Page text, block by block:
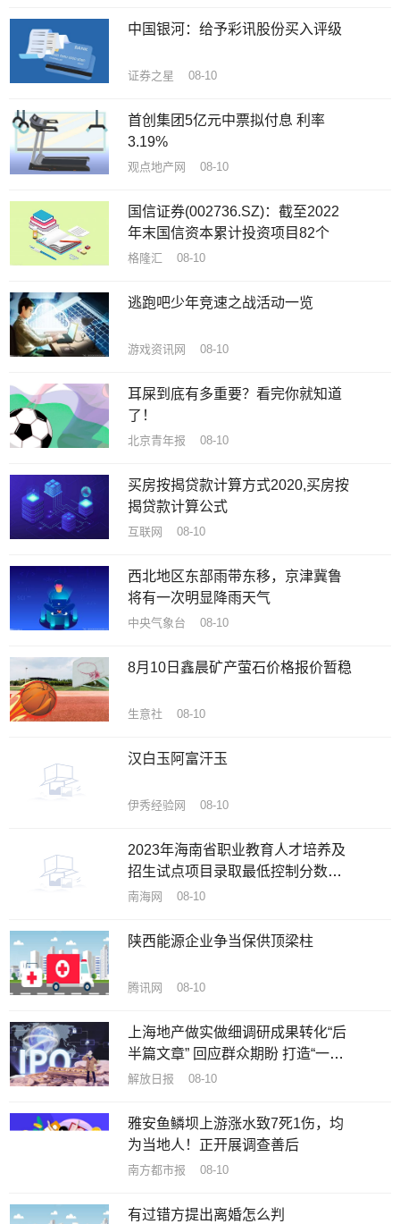
中国银河：给予彩讯股份买入评级
证券之星 08-10
首创集团5亿元中票拟付息 利率
3.19%
观点地产网 08-10
国信证券(002736.SZ)：截至2022
年末国信资本累计投资项目82个
格隆汇 08-10
逃跑吧少年竞速之战活动一览
游戏资讯网 08-10
耳屎到底有多重要？看完你就知道
了！
北京青年报 08-10
买房按揭贷款计算方式2020,买房按
揭贷款计算公式
互联网 08-10
西北地区东部雨带东移，京津冀鲁
将有一次明显降雨天气
中央气象台 08-10
8月10日鑫晨矿产萤石价格报价暂稳
生意社 08-10
汉白玉阿富汗玉
伊秀经验网 08-10
2023年海南省职业教育人才培养及
招生试点项目录取最低控制分数线
公布
南海网 08-10
陕西能源企业争当保供顶梁柱
腾讯网 08-10
上海地产做实做细调研成果转化“后
半篇文章” 回应群众期盼 打造“一流
公园”
解放日报 08-10
雅安鱼鳞坝上游涨水致7死1伤，均
为当地人！正开展调查善后
南方都市报 08-10
有过错方提出离婚怎么判